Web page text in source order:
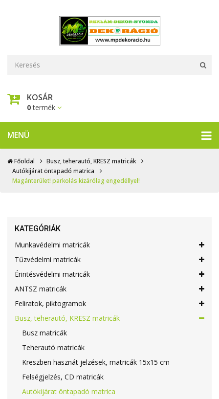
KOSÁR
0termék
MENÜ
Főoldal
Busz, teherautó, KRESZ matricák
Autókijárat öntapadó matrica
Magánterület! parkolás kizárólag engedéllyel!
KATEGÓRIÁK
Munkavédelmi matricák
Tűzvédelmi matricák
Érintésvédelmi matricák
ANTSZ matricák
Feliratok, piktogramok
Busz, teherautó, KRESZ matricák
Busz matricák
Teherautó matricák
Kreszben hasznát jelzések, matricák 15x15 cm
Felségjelzés, CD matricák
Autókijárat öntapadó matrica